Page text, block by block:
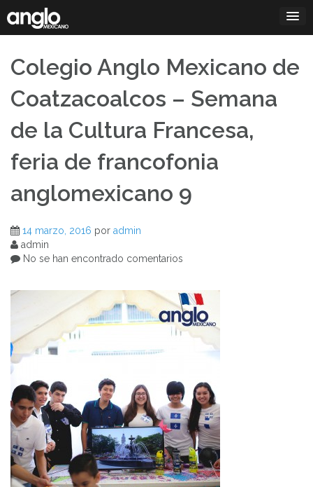
contenido
Colegio Anglo Mexicano de
Coatzacoalcos – Semana
de la Cultura Francesa,
feria de francofonia
anglomexicano 9
14 marzo, 2016 por admin
admin
No se han encontrado comentarios